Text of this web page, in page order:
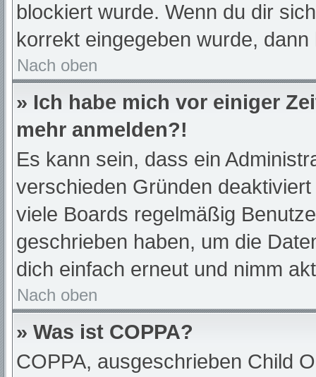
blockiert wurde. Wenn du dir
korrekt eingegeben wurde,
Nach oben
» Ich habe mich vor einiger
mehr anmelden?!
Es kann sein, dass ein
verschieden Gründen
viele Boards regelmäßig
geschrieben haben, um die
dich einfach erneut und nimm
Nach oben
» Was ist COPPA?
COPPA, ausgeschrieben Child